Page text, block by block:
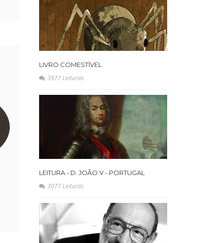
LIVRO COMESTÍVEL
3977 Leituras
LEITURA - D. JOÃO V - PORTUGAL
3077 Leituras